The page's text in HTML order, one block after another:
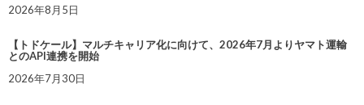
2026年8月5日
【トドケール】マルチキャリア化に向けて、2026年7月よりヤマト運輸
とのAPI連携を開始
2026年7月30日